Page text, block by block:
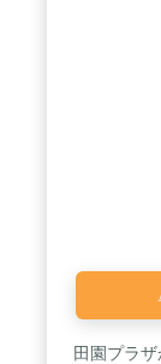
田園プラ